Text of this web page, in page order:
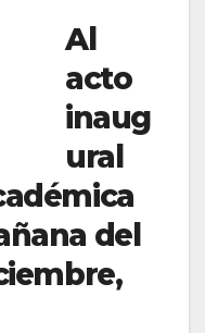
Al
acto
inaug
ural
del